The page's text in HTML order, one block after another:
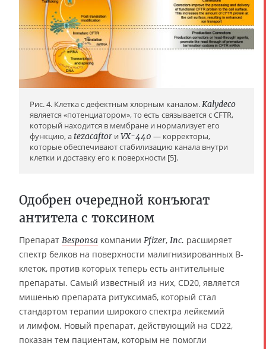
Рис. 4. Клетка с дефектным хлорным каналом.Kalydeco
является «потенциатором», то есть связывается с CFTR,
который находится в мембране и нормализует его
функцию, а tezacaftor и VX-440 — корректоры,
которые обеспечивают стабилизацию канала внутри
клетки и доставку его к поверхности [5].
Одобрен очередной конъюгат
антитела с токсином
Препарат Besponsa компании Pfizer, Inc. расширяет
спектр белков на поверхности малигнизированных В-
клеток, против которых теперь есть антительные
препараты. Самый известный из них, CD20, является
мишенью препарата ритуксимаб, который стал
стандартом терапии широкого спектра лейкемий
и лимфом. Новый препарат, действующий на CD22,
показан тем пациентам, которым не помогли